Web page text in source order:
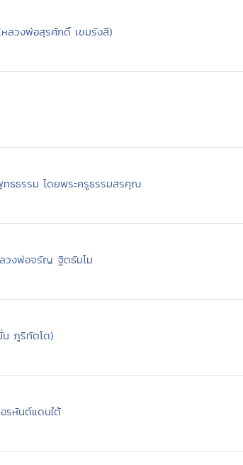
ลวงพ่อสุรศักดิ์ เขมรังสี)
ธธรรม โดยพระครูธรรมสรคุณ
วงพ่อจรัญ ฐิตธัมโม
น ภูริทัตโต)
รหันต์แดนใต้